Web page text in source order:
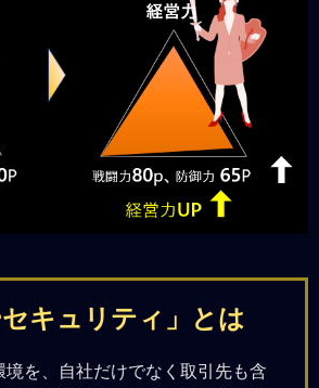
セキュリティ」とは
境を、自社だけでなく取引先も含